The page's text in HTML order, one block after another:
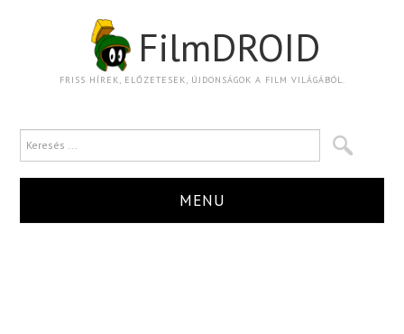
FilmDROID
FRISS HÍREK, ELŐZETESEK, ÚJDONSÁGOK A FILM VILÁGÁBÓL.
MENU